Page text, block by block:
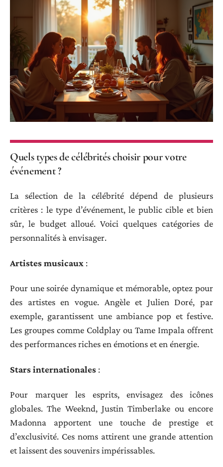
Quels types de célébrités choisir pour votre
événement ?
La sélection de la célébrité dépend de plusieurs
critères : le type d’événement, le public cible et bien
sûr, le budget alloué. Voici quelques catégories de
personnalités à envisager.
Artistes musicaux :
Pour une soirée dynamique et mémorable, optez pour
des artistes en vogue. Angèle et Julien Doré, par
exemple, garantissent une ambiance pop et festive.
Les groupes comme Coldplay ou Tame Impala offrent
des performances riches en émotions et en énergie.
Stars internationales :
Pour marquer les esprits, envisagez des icônes
globales. The Weeknd, Justin Timberlake ou encore
Madonna apportent une touche de prestige et
d’exclusivité. Ces noms attirent une grande attention
et laissent des souvenirs impérissables.